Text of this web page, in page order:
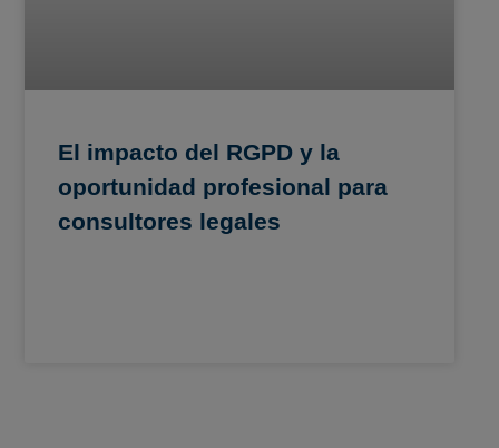
El impacto del RGPD y la
oportunidad profesional para
consultores legales